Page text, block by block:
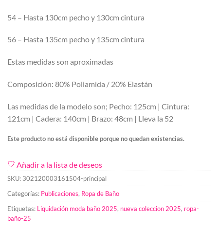
54 – Hasta 130cm pecho y 130cm cintura
56 – Hasta 135cm pecho y 135cm cintura
Estas medidas son aproximadas
Composición: 80% Poliamida / 20% Elastán
Las medidas de la modelo son; Pecho: 125cm | Cintura:
121cm | Cadera: 140cm | Brazo: 48cm | Lleva la 52
Este producto no está disponible porque no quedan existencias.
Añadir a la lista de deseos
SKU: 302120003161504-principal
Categorías: Publicaciones, Ropa de Baño
Etiquetas: Liquidación moda baño 2025, nueva coleccion 2025, ropa-
baño-25